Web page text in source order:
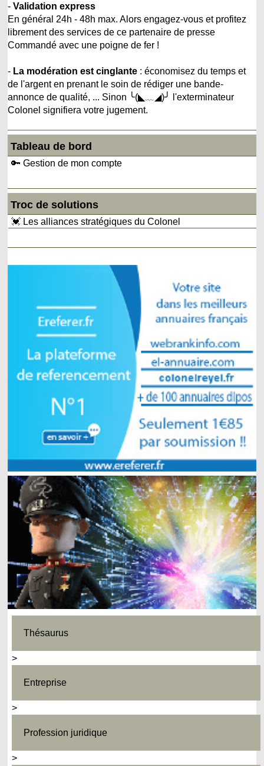
-Validation express
En général 24h - 48h max. Alors engagez-vous et profitez
librement des services de ce partenaire de presse
Commandé avec une poigne de fer !
- La modération est cinglante : économisez du temps et
de l'argent en prenant le soin de rédiger une bande-
annonce de qualité, ... Sinon ╰(◣﹏◢)╯ l'exterminateur
Colonel signifiera votre jugement.
Tableau de bord
🔑 Gestion de mon compte
Troc de solutions
💓 Les alliances stratégiques du Colonel
Thésaurus
>
Entreprise
>
Profession juridique
>